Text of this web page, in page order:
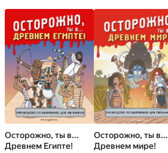
Осторожно, ты в...
Древнем Египте!
Осторожно, ты в...
Древнем мире!